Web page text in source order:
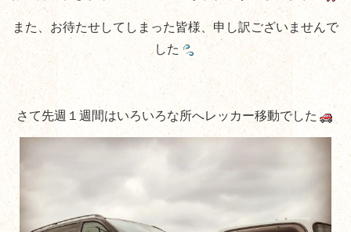
また、お待たせしてしまった皆様、申し訳ございませんで
した
さて先週１週間はいろいろな所へレッカー移動でした